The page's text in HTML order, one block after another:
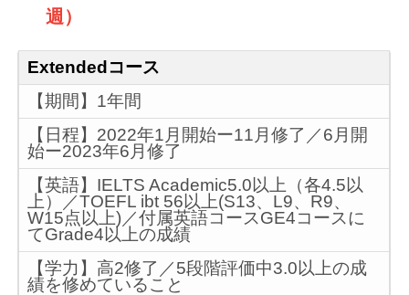
週）
Extendedコース
【期間】1年間
【日程】2022年1月開始ー11月修了／6月開
始ー2023年6月修了
【英語】IELTS Academic5.0以上（各4.5以
上）／TOEFL ibt 56以上(S13、L9、R9、
W15点以上)／付属英語コースGE4コースに
てGrade4以上の成績
【学力】高2修了／5段階評価中3.0以上の成
績を修めていること